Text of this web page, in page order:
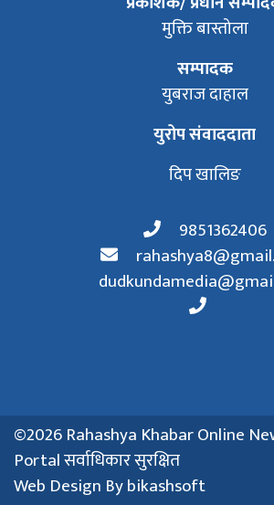
मुक्ति बास्तोला
सम्पादक
युबराज दाहाल
युरोप संवाददाता
दिप खालिङ
9851362406
©2026 Rahashya Khabar Online
Portal सर्वाधिकार सुरक्षित
Web Design Bybikashsoft